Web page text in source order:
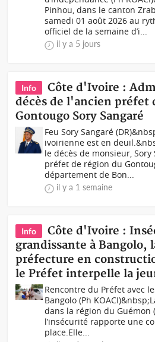
Pinhou, dans le canton
samedi 01 août 2026 au
officiel de la semaine d’i...
il y a 5 jours
Info
Côte d'Ivoire :
décès de l'ancien préfet
Gontougo Sory Sangaré
Feu Sory Sangaré
ivoirienne est en
le décès de monsieur, Sory
préfet de région du
département de Bon...
il y a 1 semaine
Info
Côte d'Ivoire :
grandissante à Bangolo,
préfecture en
le Préfet interpelle la
Rencontre du Préfet avec
Bangolo (Ph
dans la région du Guémon
l’insécurité rapporte une
place.Elle...